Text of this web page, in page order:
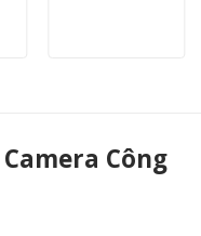
Công